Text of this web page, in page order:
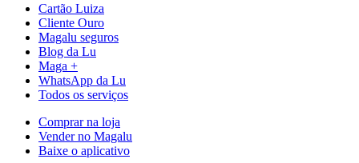
Cartão Luiza
Cliente Ouro
Magalu seguros
Blog da Lu
Maga +
WhatsApp da Lu
Todos os serviços
Comprar na loja
Vender no Magalu
Baixe o aplicativo